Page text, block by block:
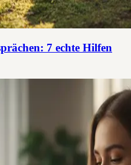
7 echte Hilfen